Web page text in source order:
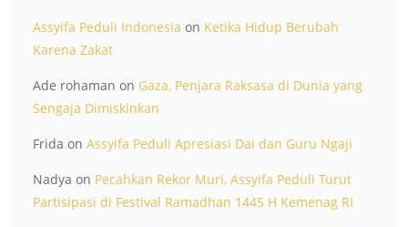
Assyifa Peduli Indonesia on Ketika Hidup Berubah
Karena Zakat
Ade rohaman on Gaza, Penjara Raksasa di Dunia yang
Sengaja Dimiskinkan
Frida on Assyifa Peduli Apresiasi Dai dan Guru Ngaji
Nadya on Pecahkan Rekor Muri, Assyifa Peduli Turut
Partisipasi di Festival Ramadhan 1445 H Kemenag RI